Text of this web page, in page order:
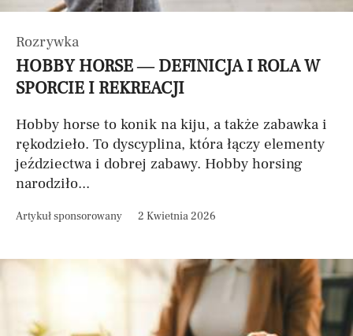
Rozrywka
HOBBY HORSE — DEFINICJA I ROLA W
SPORCIE I REKREACJI
Hobby horse to konik na kiju, a także zabawka i
rękodzieło. To dyscyplina, która łączy elementy
jeździectwa i dobrej zabawy. Hobby horsing
narodziło...
Artykuł sponsorowany 2 Kwietnia 2026